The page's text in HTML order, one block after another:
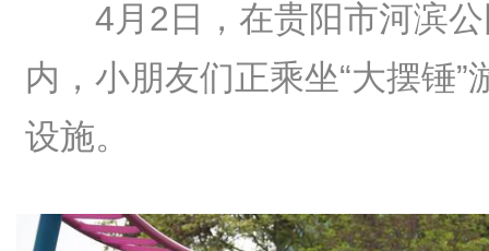
4月2日，在贵阳市河滨
内，小朋友们正乘坐“大摆锤”
设施。